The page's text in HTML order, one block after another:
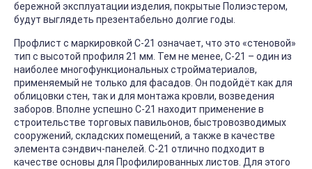
бережной эксплуатации изделия, покрытые Полиэстером,
будут выглядеть презентабельно долгие годы.
Профлист с маркировкой С-21 означает, что это «стеновой»
тип с высотой профиля 21 мм. Тем не менее, С-21 – один из
наиболее многофункциональных стройматериалов,
применяемый не только для фасадов. Он подойдёт как для
облицовки стен, так и для монтажа кровли, возведения
заборов. Вполне успешно С-21 находит применение в
строительстве торговых павильонов, быстровозводимых
сооружений, складских помещений, а также в качестве
элемента сэндвич-панелей. С-21 отлично подходит в
качестве основы для Профилированных листов. Для этого